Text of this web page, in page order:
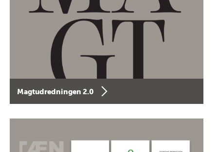
Magtudredningen 2.0